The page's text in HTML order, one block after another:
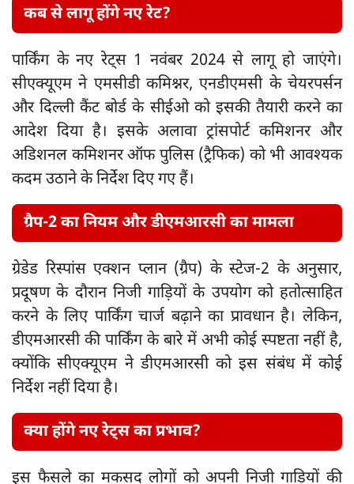
कब से लागू होंगे नए रेट?
पार्किंग के नए रेट्स 1 नवंबर 2024 से लागू हो जाएंगे।
सीएक्यूएम ने एमसीडी कमिश्नर, एनडीएमसी के चेयरपर्सन
और दिल्ली कैंट बोर्ड के सीईओ को इसकी तैयारी करने का
आदेश दिया है। इसके अलावा ट्रांसपोर्ट कमिशनर और
अडिशनल कमिशनर ऑफ पुलिस (ट्रैफिक) को भी आवश्यक
कदम उठाने के निर्देश दिए गए हैं।
ग्रैप-2 का नियम और डीएमआरसी का मामला
ग्रेडेड रिस्पांस एक्शन प्लान (ग्रैप) के स्टेज-2 के अनुसार,
प्रदूषण के दौरान निजी गाड़ियों के उपयोग को हतोत्साहित
करने के लिए पार्किंग चार्ज बढ़ाने का प्रावधान है। लेकिन,
डीएमआरसी की पार्किंग के बारे में अभी कोई स्पष्टता नहीं है,
क्योंकि सीएक्यूएम ने डीएमआरसी को इस संबंध में कोई
निर्देश नहीं दिया है।
क्या होंगे नए रेट्स का प्रभाव?
इस फैसले का मकसद लोगों को अपनी निजी गाड़ियों की